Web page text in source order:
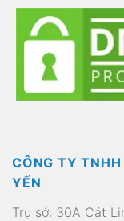
CÔNG TY
YẾN
Trụ sở: 30A Cát